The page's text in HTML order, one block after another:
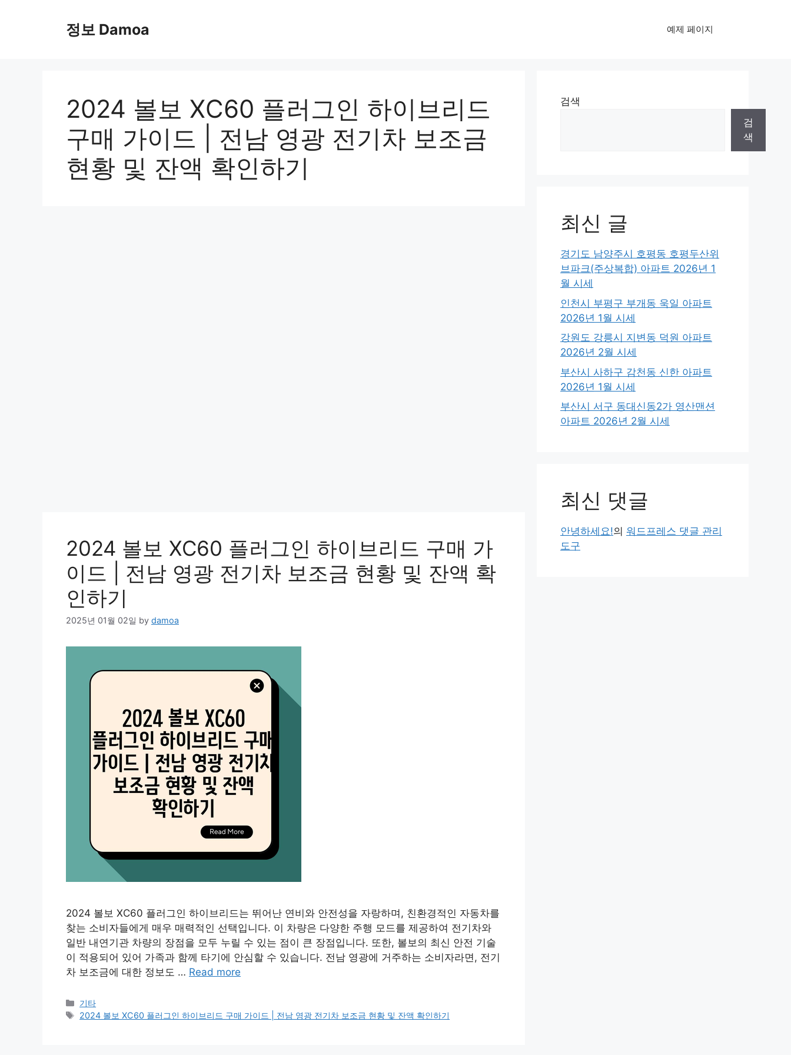
정보 Damoa 예제 페이지
2024 볼보 XC60 플러그인 하이브리드
구매 가이드 | 전남 영광 전기차 보조금
현황 및 잔액 확인하기
2024 볼보 XC60 플러그인 하이브리드 구매 가
이드 | 전남 영광 전기차 보조금 현황 및 잔액 확
인하기
2025년 01월 02일 by damoa
2024 볼보 XC60 플러그인 하이브리드는 뛰어난 연비와 안전성을 자랑하며, 친환경적인 자동차를
찾는 소비자들에게 매우 매력적인 선택입니다. 이 차량은 다양한 주행 모드를 제공하여 전기차와
일반 내연기관 차량의 장점을 모두 누릴 수 있는 점이 큰 장점입니다. 또한, 볼보의 최신 안전 기술
이 적용되어 있어 가족과 함께 타기에 안심할 수 있습니다. 전남 영광에 거주하는 소비자라면, 전기
차 보조금에 대한 정보도 … Read more
Categories
기타
Tags
2024 볼보 XC60 플러그인 하이브리드 구매 가이드 | 전남 영광 전기차 보조금 현황 및 잔액 확인하기
검색
검
색
최신 글
경기도 남양주시 호평동 호평두산위
브파크(주상복합) 아파트 2026년 1
월 시세
인천시 부평구 부개동 욱일 아파트
2026년 1월 시세
강원도 강릉시 지변동 덕원 아파트
2026년 2월 시세
부산시 사하구 감천동 신한 아파트
2026년 1월 시세
부산시 서구 동대신동2가 영산맨션
아파트 2026년 2월 시세
최신 댓글
안녕하세요!의 워드프레스 댓글 관리
도구